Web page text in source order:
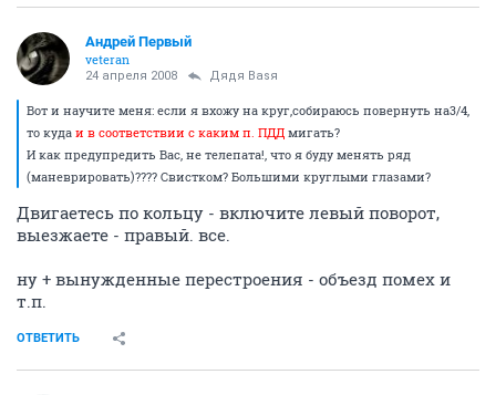
Андрей Первый
veteran
24 апреля 2008 Дядя Ваsя
Вот и научите меня: если я вхожу на круг,собираюсь повернуть на3/4,
то куда и в соответствии с каким п. ПДД мигать?
И как предупредить Вас, не телепата!, что я буду менять ряд
(маневрировать)???? Свистком? Большими круглыми глазами?
Двигаетесь по кольцу - включите левый поворот,
выезжаете - правый. все.
ну + вынужденные перестроения - объезд помех и
т.п.
ОТВЕТИТЬ